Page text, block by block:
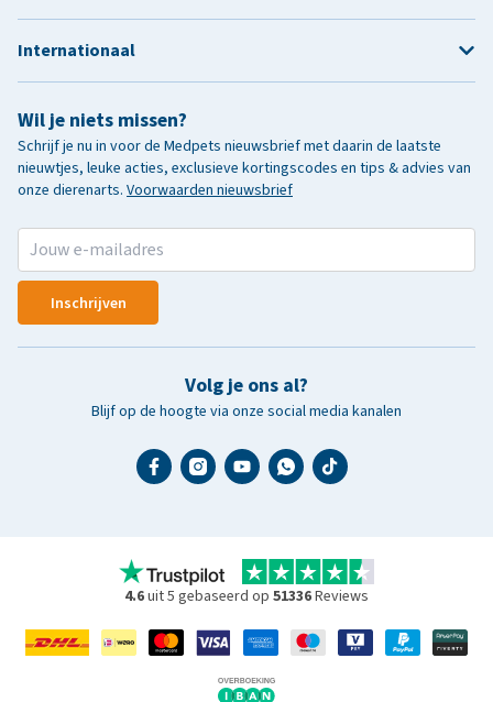
Wil je niets missen?
Schrijf je nu in voor de Medpets nieuwsbrief met daarin de laatste
nieuwtjes, leuke acties, exclusieve kortingscodes en tips & advies van
onze dierenarts. Voorwaarden nieuwsbrief
Inschrijven
Volg je ons al?
Blijf op de hoogte via onze social media kanalen
Internationaal
4.6uit 5 gebaseerd op 51336Reviews